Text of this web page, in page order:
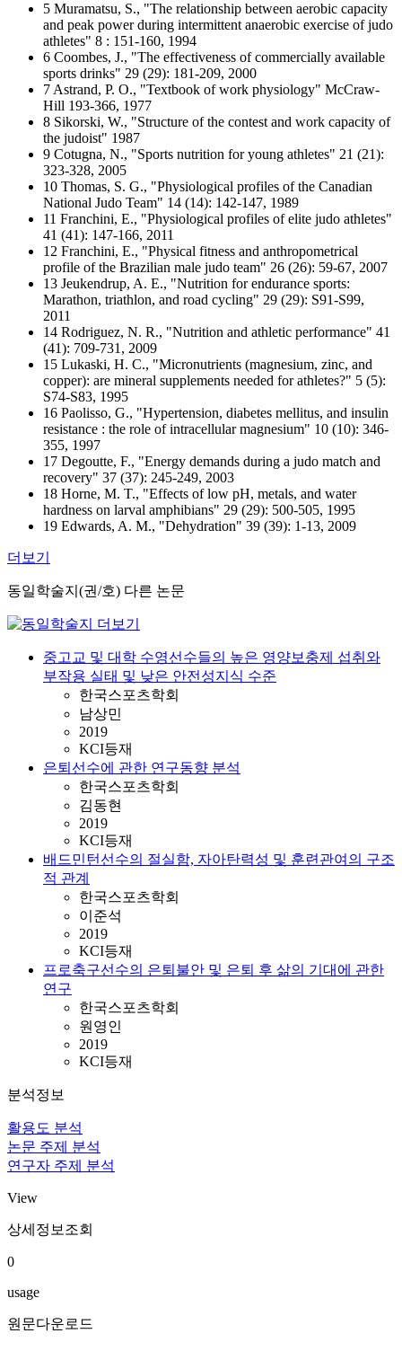
5 Muramatsu, S., "The relationship between aerobic capacity
and peak power during intermittent anaerobic exercise of judo
athletes" 8 : 151-160, 1994
6 Coombes, J., "The effectiveness of commercially available
sports drinks" 29 (29): 181-209, 2000
7 Astrand, P. O., "Textbook of work physiology" McCraw-
Hill 193-366, 1977
8 Sikorski, W., "Structure of the contest and work capacity of
the judoist" 1987
9 Cotugna, N., "Sports nutrition for young athletes" 21 (21):
323-328, 2005
10 Thomas, S. G., "Physiological profiles of the Canadian
National Judo Team" 14 (14): 142-147, 1989
11 Franchini, E., "Physiological profiles of elite judo athletes"
41 (41): 147-166, 2011
12 Franchini, E., "Physical fitness and anthropometrical
profile of the Brazilian male judo team" 26 (26): 59-67, 2007
13 Jeukendrup, A. E., "Nutrition for endurance sports:
Marathon, triathlon, and road cycling" 29 (29): S91-S99,
2011
14 Rodriguez, N. R., "Nutrition and athletic performance" 41
(41): 709-731, 2009
15 Lukaski, H. C., "Micronutrients (magnesium, zinc, and
copper): are mineral supplements needed for athletes?" 5 (5):
S74-S83, 1995
16 Paolisso, G., "Hypertension, diabetes mellitus, and insulin
resistance : the role of intracellular magnesium" 10 (10): 346-
355, 1997
17 Degoutte, F., "Energy demands during a judo match and
recovery" 37 (37): 245-249, 2003
18 Horne, M. T., "Effects of low pH, metals, and water
hardness on larval amphibians" 29 (29): 500-505, 1995
19 Edwards, A. M., "Dehydration" 39 (39): 1-13, 2009
더보기
동일학술지(권/호) 다른 논문
중고교 및 대학 수영선수들의 높은 영양보충제 섭취와
부작용 실태 및 낮은 안전성지식 수준
한국스포츠학회
남상민
2019
KCI등재
은퇴선수에 관한 연구동향 분석
한국스포츠학회
김동현
2019
KCI등재
배드민턴선수의 절실함, 자아탄력성 및 훈련관여의 구조
적 관계
한국스포츠학회
이준석
2019
KCI등재
프로축구선수의 은퇴불안 및 은퇴 후 삶의 기대에 관한
연구
한국스포츠학회
원영인
2019
KCI등재
분석정보
활용도 분석
논문 주제 분석
연구자 주제 분석
View
상세정보조회
0
usage
원문다운로드